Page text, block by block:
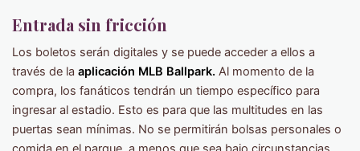
Entrada sin fricción
Los boletos serán digitales y se puede acceder a ellos a
través de la aplicación MLB Ballpark. Al momento de la
compra, los fanáticos tendrán un tiempo específico para
ingresar al estadio. Esto es para que las multitudes en las
puertas sean mínimas. No se permitirán bolsas personales o